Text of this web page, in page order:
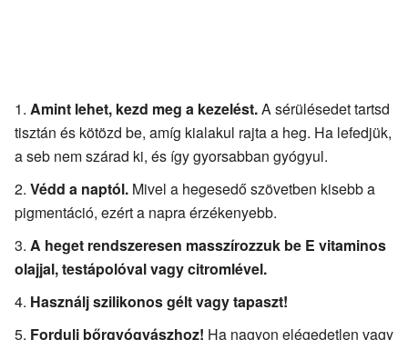
Amint lehet, kezd meg a kezelést.A sérülésedet tartsd
tisztán és kötözd be, amíg kialakul rajta a heg. Ha lefedjük,
a seb nem szárad ki, és így gyorsabban gyógyul.
Védd a naptól. Mivel a hegesedő szövetben kisebb a
pigmentáció, ezért a napra érzékenyebb.
A heget rendszeresen masszírozzuk be E vitaminos
olajjal, testápolóval vagy citromlével.
Használj szilikonos gélt vagy tapaszt!
Fordulj bőrgyógyászhoz! Ha nagyon elégedetlen vagy